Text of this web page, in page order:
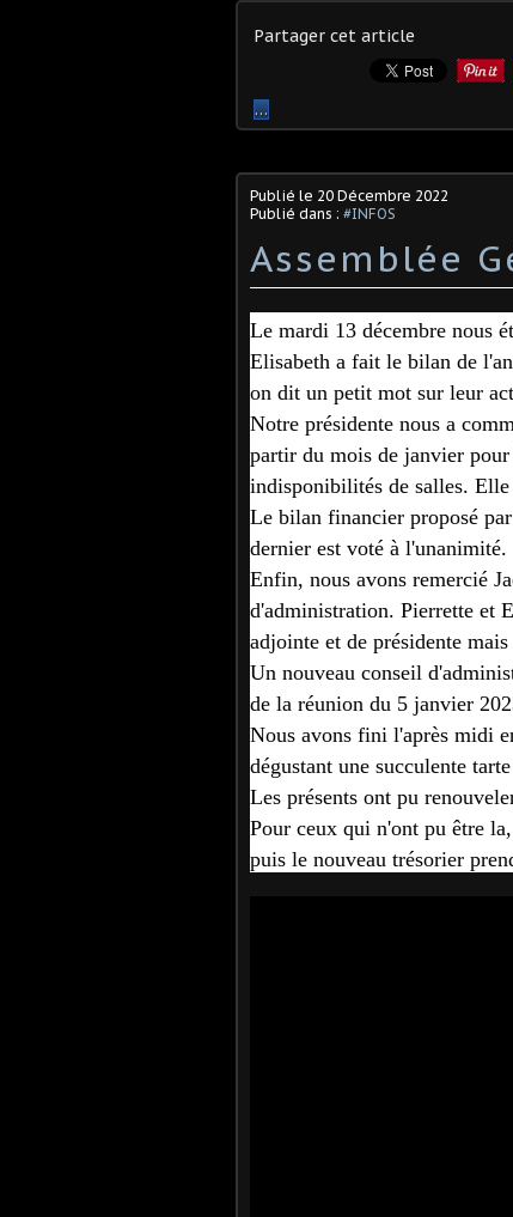
Partager cet article
…
Publié le 20 Décembre 2022
Publié dans : #INFOS
Assemblée
Le mardi 13 décembre nous
Elisabeth a fait le bilan de
on dit un petit mot sur leur
Notre présidente nous a
partir du mois de janvier
indisponibilités de salles.
Le bilan financier proposé
dernier est voté à l'unanimité.
Enfin, nous avons remercié
d'administration. Pierrette et
adjointe et de présidente
Un nouveau conseil
de la réunion du 5 janvier
Nous avons fini l'après midi
dégustant une succulente
Les présents ont pu
Pour ceux qui n'ont pu être
puis le nouveau trésorier